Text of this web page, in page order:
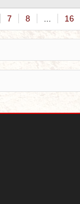
7 8 ... 16